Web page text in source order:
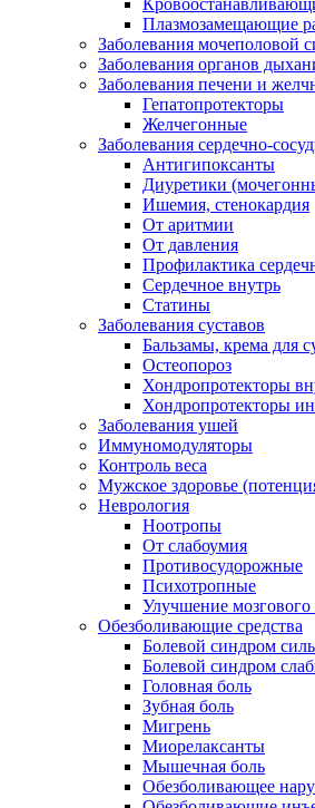
Плазмозамещающие
Заболевания мочеполовой
Заболевания органов
Заболевания печени и
Гепатопротекторы
Желчегонные
Заболевания сердечно-
Антигипоксанты
Диуретики
Ишемия, стенокардия
От аритмии
От давления
Профилактика
Сердечное внутрь
Статины
Заболевания суставов
Бальзамы, крема для
Остеопороз
Хондропротекторы
Хондропротекторы
Заболевания ушей
Иммуномодуляторы
Контроль веса
Мужское здоровье
Неврология
Ноотропы
От слабоумия
Противосудорожные
Психотропные
Улучшение
Обезболивающие средства
Болевой синдром
Болевой синдром
Головная боль
Зубная боль
Мигрень
Миорелаксанты
Мышечная боль
Обезболивающее